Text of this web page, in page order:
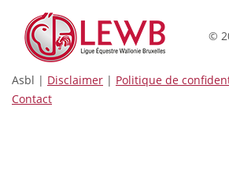
©
Asbl | Disclaimer | Politique de
Contact